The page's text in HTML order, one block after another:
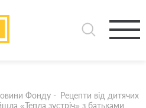
Фонду - Рецепти від дитячих
«Тепла зустріч» з батьками